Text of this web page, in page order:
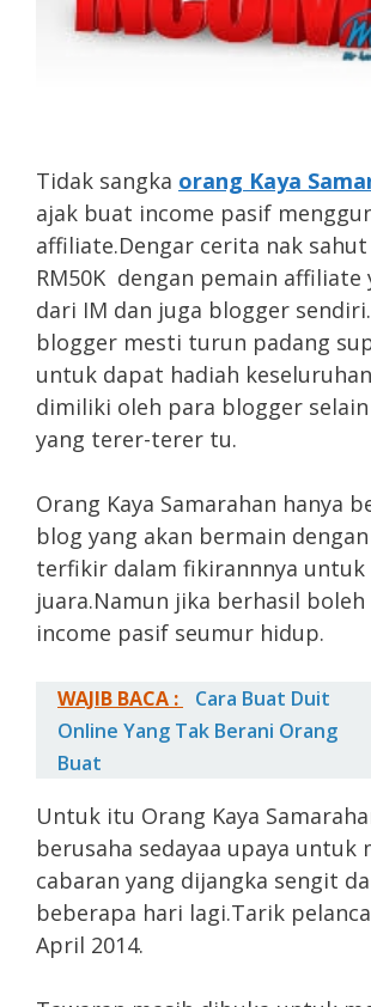
Tidak sangka orang Kaya
ajak buat income pasif
affiliate.Dengar cerita nak
RM50K dengan pemain
dari IM dan juga blogger
blogger mesti turun padang
untuk dapat hadiah
dimiliki oleh para blogger
yang terer-terer tu.
Orang Kaya Samarahan hanya
blog yang akan bermain dengan
terfikir dalam fikirannnya untuk
juara.Namun jika berhasil boleh
income pasif seumur hidup.
WAJIB BACA :
Cara Buat Duit
Online Yang Tak Berani Orang
Buat
Untuk itu Orang Kaya
berusaha sedayaa upaya untuk
cabaran yang dijangka sengit
beberapa hari lagi.Tarik
April 2014.